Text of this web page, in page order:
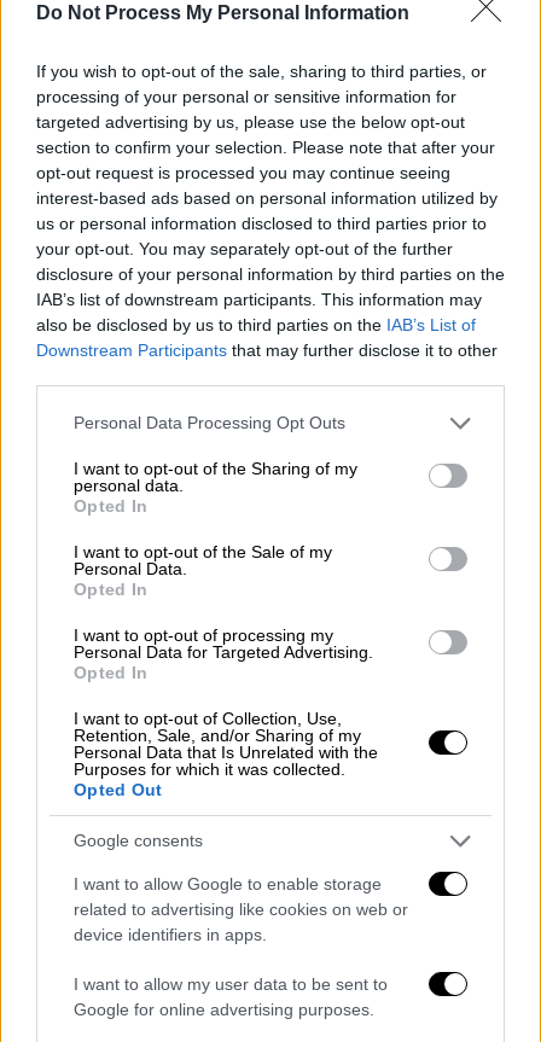
Do Not Process My Personal Information
If you wish to opt-out of the sale, sharing to third parties, or
processing of your personal or sensitive information for
targeted advertising by us, please use the below opt-out
section to confirm your selection. Please note that after your
opt-out request is processed you may continue seeing
interest-based ads based on personal information utilized by
us or personal information disclosed to third parties prior to
your opt-out. You may separately opt-out of the further
disclosure of your personal information by third parties on the
IAB’s list of downstream participants. This information may
also be disclosed by us to third parties on the IAB’s List of
Downstream Participants that may further disclose it to other
Please note that this website/app uses one or more Google
not limited to your visit or usage behaviour. You may click to
grant or deny consent to Google and its third-party tags to
use your data for below specified purposes in below Google
consent section.
Personal Data Processing Opt Outs
I want to opt-out of the Sharing of my
personal data.
Opted In
I want to opt-out of the Sale of my
Personal Data.
Opted In
I want to opt-out of processing my
Personal Data for Targeted Advertising.
Opted In
I want to opt-out of Collection, Use,
Retention, Sale, and/or Sharing of my
Personal Data that Is Unrelated with the
Purposes for which it was collected.
Opted Out
Google consents
I want to allow Google to enable storage
related to advertising like cookies on web or
device identifiers in apps.
I want to allow my user data to be sent to
Google for online advertising purposes.
13.09.2025 18:55
και την κοινωνία» - Αντιδρούν οι
Αιγύπτιοι ψαράδες στην αποφυλάκιση
Μιχαλολιάκου
ακροδεξιάς εγκληματικής οργάνωσης
σημειώνουν πως, «η μάχη ενάντια στη
φασιστική βία συνεχίζεται»